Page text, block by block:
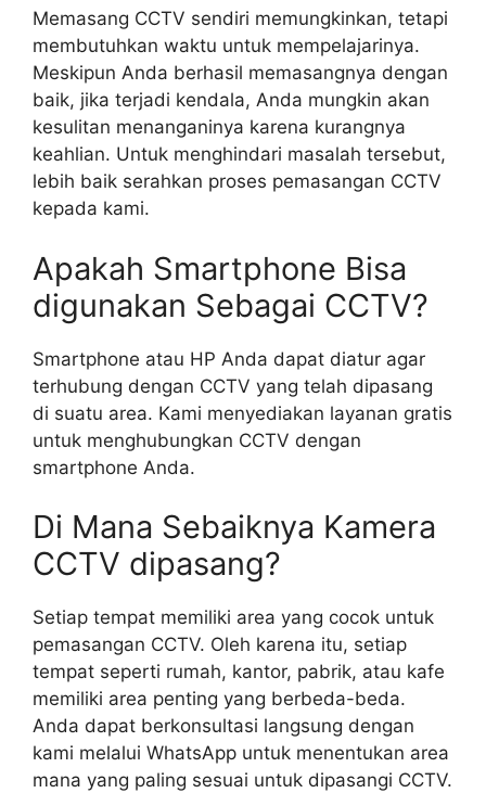
Memasang CCTV sendiri memungkinkan, tetapi
membutuhkan waktu untuk mempelajarinya.
Meskipun Anda berhasil memasangnya dengan
baik, jika terjadi kendala, Anda mungkin akan
kesulitan menanganinya karena kurangnya
keahlian. Untuk menghindari masalah tersebut,
lebih baik serahkan proses pemasangan CCTV
kepada kami.
Apakah Smartphone Bisa
digunakan Sebagai CCTV?
Smartphone atau HP Anda dapat diatur agar
terhubung dengan CCTV yang telah dipasang
di suatu area. Kami menyediakan layanan gratis
untuk menghubungkan CCTV dengan
smartphone Anda.
Di Mana Sebaiknya Kamera
CCTV dipasang?
Setiap tempat memiliki area yang cocok untuk
pemasangan CCTV. Oleh karena itu, setiap
tempat seperti rumah, kantor, pabrik, atau kafe
memiliki area penting yang berbeda-beda.
Anda dapat berkonsultasi langsung dengan
kami melalui WhatsApp untuk menentukan area
mana yang paling sesuai untuk dipasangi CCTV.